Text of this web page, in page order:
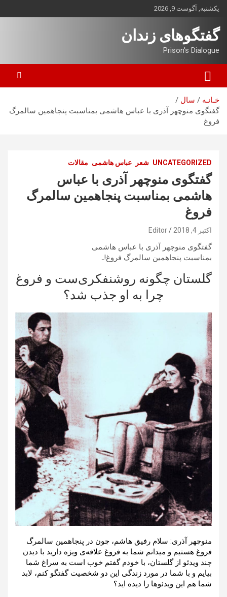
بروید
یکشنبه, آگوست 9, 2026
گفتگوهای زندان
Prison's Dialogue
خـانـه
سال
گفتگوی منوچهر آذری با عباس هاشمی بمناسبت پنجاهمین سالمرگ
فروغ
UNCATEGORIZED شعر عباس هاشمی مقالات
گفتگوی منوچهر آذری با عباس
هاشمی بمناسبت پنجاهمین سالمرگ
فروغ
اکتبر 4, 2018 Editor
گفتگوی منوچهر آذری با عباس هاشمی
بمناسبت پنجاهمین سالمرگ فروغ!ـ
گلستان چگونه روشنفکری‌ست و فروغ
چرا به او جذب شد؟
منوچهر آذری: سلام رفیق هاشم، چون در پنجاهمین سالمرگ
فروغ هستیم و میدانم شما به فروغ علاقه‌ی ویژه دارید با دیدن
چند ویدئو از گلستان، با خودم گفتم خوب است به سراغ شما
بیایم و با شما در مورد زندگی این دو شخصیت گفتگو کنم، لابد
شما هم این ویدئوها را دیده اید؟